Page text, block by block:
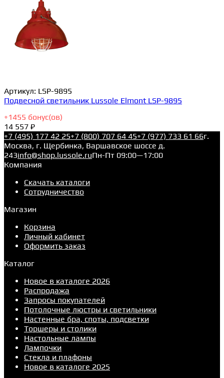
Артикул: LSP-9895
Подвесной светильник Lussole Elmont LSP-9895
+1455 бонус(ов)
14 557 ₽
+7 (495) 177 42 25+7 (800) 707 64 45+7 (977) 733 61 66г.
Москва, г. Щербинка, Варшавское шоссе д.
243info@shop.lussole.ruПн-Пт 09:00—17:00
Компания
Скачать каталоги
Сотрудничество
Магазин
Корзина
Личный кабинет
Оформить заказ
Каталог
Новое в каталоге 2026
Распродажа
Запросы покупателей
Потолочные люстры и светильники
Настенные бра, споты, подсветки
Торшеры и столики
Настольные лампы
Лампочки
Стекла и плафоны
Новое в каталоге 2025